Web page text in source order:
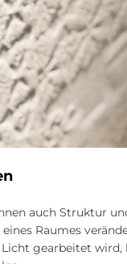
auch Struktur
Raumes
gearbeitet wird,